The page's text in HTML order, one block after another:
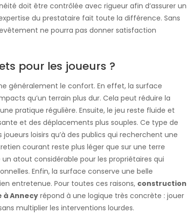
doit être contrôlée avec rigueur afin d’assurer un
du prestataire fait toute la différence. Sans
ne pourra pas donner satisfaction
pour les joueurs ?
généralement le confort. En effet, la surface
qu’un terrain plus dur. Cela peut réduire la
pratique régulière. Ensuite, le jeu reste fluide et
et des déplacements plus souples. Ce type de
loisirs qu’à des publics qui recherchent une
courant reste plus léger que sur une terre
atout considérable pour les propriétaires qui
Enfin, la surface conserve une belle
entretenue. Pour toutes ces raisons, construction
à Annecy répond à une logique très concrète : jouer
multiplier les interventions lourdes.